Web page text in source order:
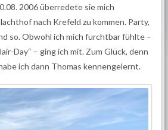
2006 überredete sie mich
nach Krefeld zu kommen. Party,
so. Obwohl ich mich furchtbar fühlte –
Day“ – ging ich mit. Zum Glück, denn
ich dann Thomas kennengelernt.